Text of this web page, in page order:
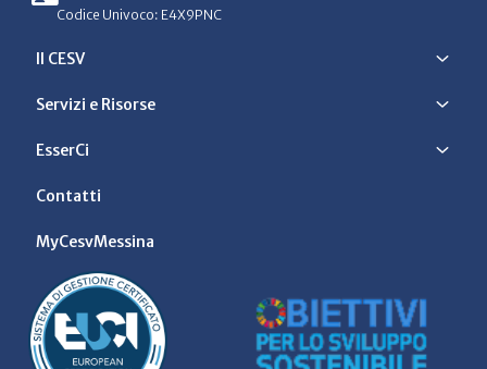
Codice Univoco: E4X9PNC
Il CESV
Servizi e Risorse
EsserCi
Contatti
MyCesvMessina